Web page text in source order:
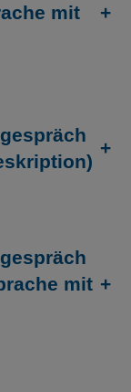
mit
+
+
mit +